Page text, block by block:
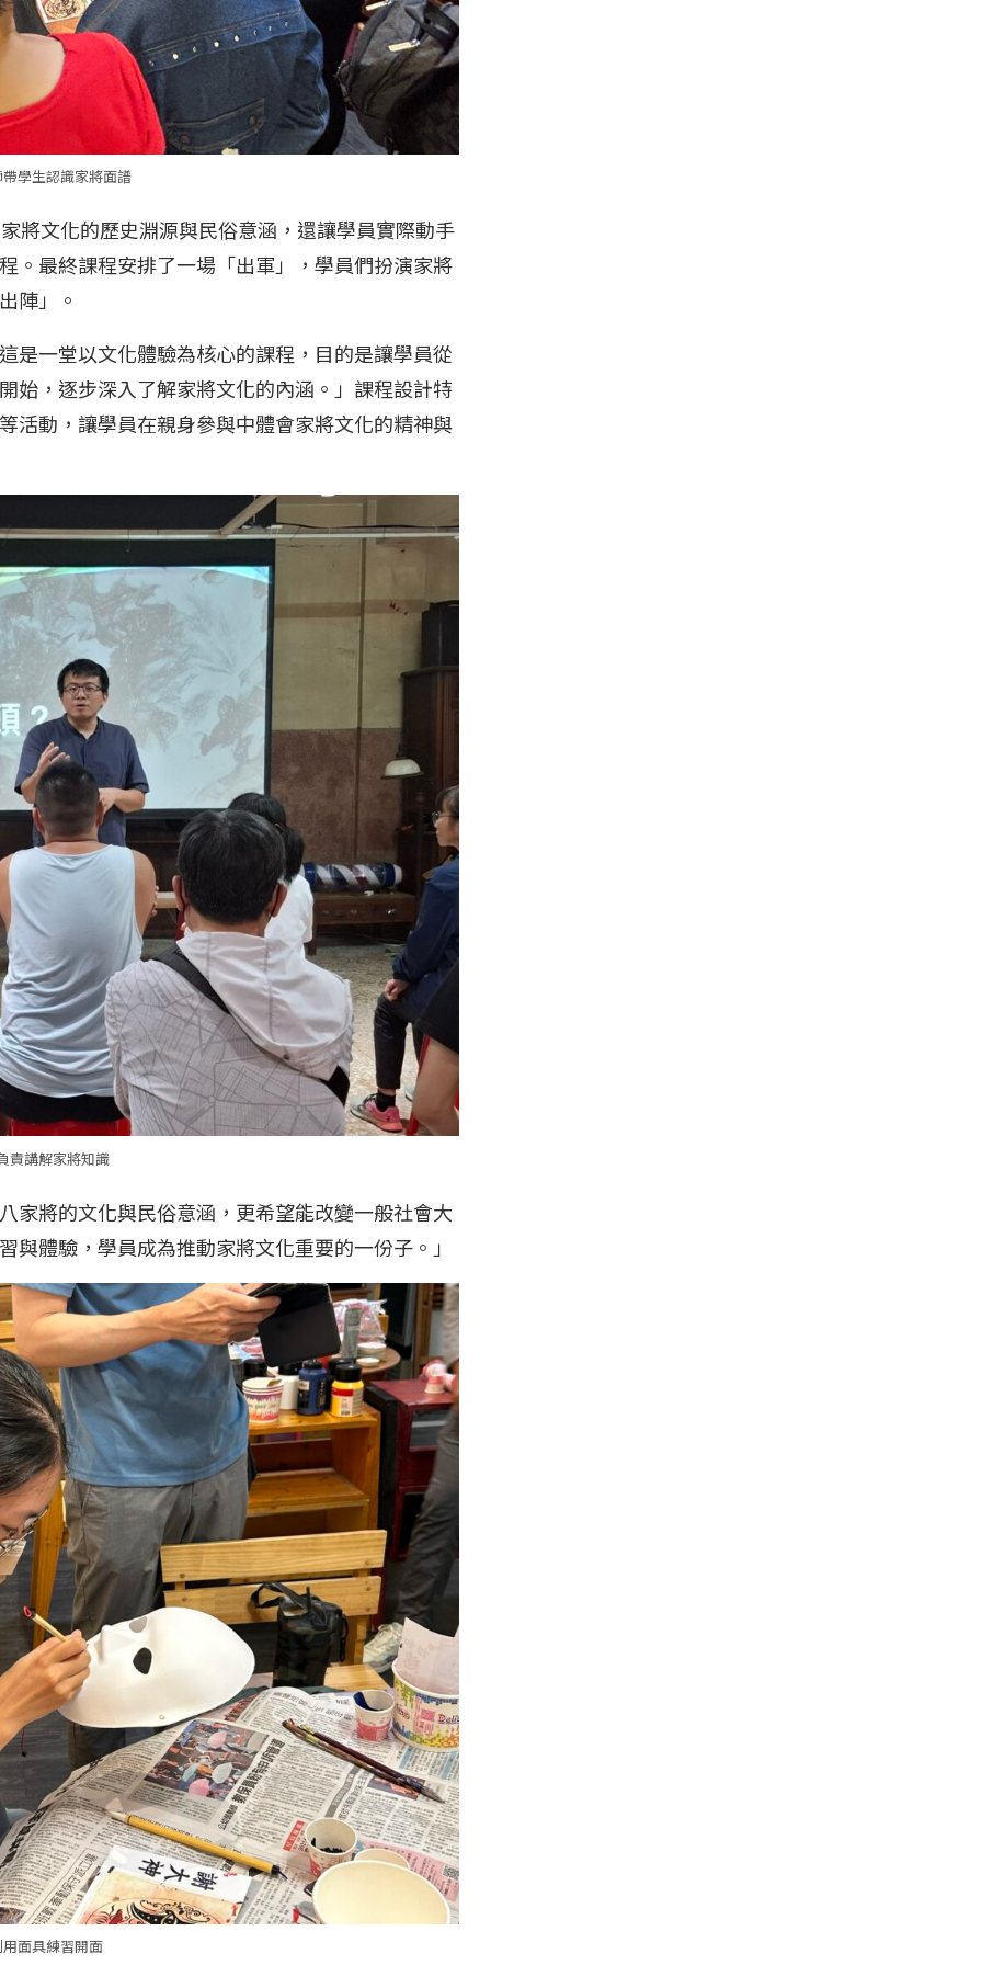
學生認識家將面譜
將文化的歷史淵源與民俗意涵，還讓學員實際動手
。最終課程安排了一場「出軍」，學員們扮演家將
陣」。
是一堂以文化體驗為核心的課程，目的是讓學員從
始，逐步深入了解家將文化的內涵。」課程設計特
活動，讓學員在親身參與中體會家將文化的精神與
責講解家將知識
家將的文化與民俗意涵，更希望能改變一般社會大
體驗，學員成為推動家將文化重要的一份子。」
面具練習開面